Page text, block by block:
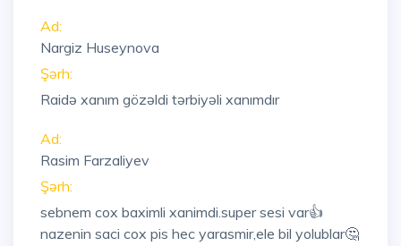
Ad:
Nargiz Huseynova
Şərh:
Raidə xanım gözəldi tərbiyəli xanımdır
Ad:
Rasim Farzaliyev
Şərh:
sebnem cox baximli xanimdi.super sesi var👍
nazenin saci cox pis hec yarasmir,ele bil yolublar🤔